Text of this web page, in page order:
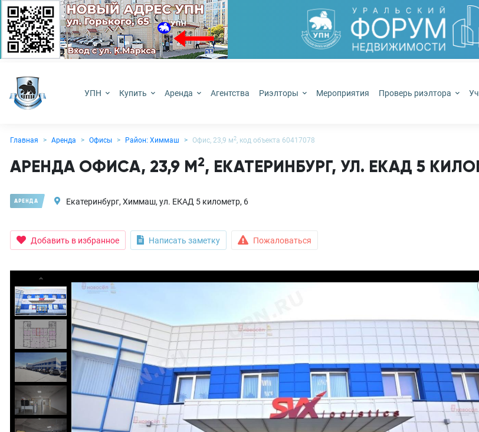
УПН Купить Аренда Агентства Риэлторы Мероприятия Проверь риэлтора
Главная Аренда Офисы Район: Химмаш Офис, 23,9 м2, код объекта 60417078
АРЕНДА ОФИСА, 23,9 М2, ЕКАТЕРИНБУРГ, УЛ. ЕКАД 5
АРЕНДА Екатеринбург, Химмаш, ул. ЕКАД 5 километр, 6
Добавить в избранное Написать заметку Пожаловаться